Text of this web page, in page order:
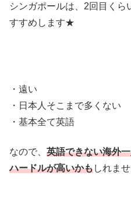
シンガポールは、2回目くら
すすめします★
・遠い
・日本人そこまで多くない
・基本全て英語
なので、 英語できない海外
ハードルが高いかもしれま